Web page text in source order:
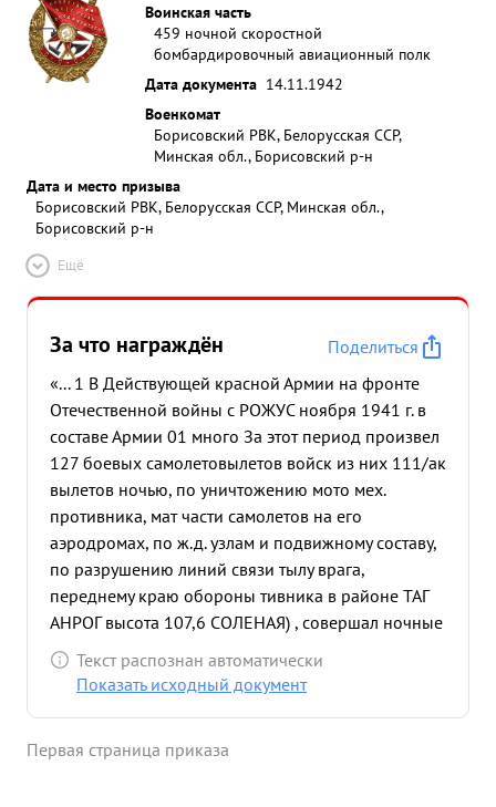
Воинская часть
459 ночной скоростной
бомбардировочный авиационный полк
Дата документа 14.11.1942
Военкомат
Борисовский РВК, Белорусская ССР,
Минская обл., Борисовский р-н
Дата и место призыва
Борисовский РВК, Белорусская ССР, Минская обл.,
Борисовский р-н
Ещё
За что награждён
Поделиться
«... 1 В Действующей красной Армии на фронте
Отечественной войны с РОЖУС ноября 1941 г. в
составе Армии 01 много За этот период произвел
127 боевых самолетовылетов войск из них 111/ак
вылетов ночью, по уничтожению мото мех.
противника, мат части самолетов на его
аэродромах, по ж.д. узлам и подвижному составу,
по разрушению линий связи тылу врага,
переднему краю обороны тивника в районе ТАГ
АНРОГ высота 107,6 СОЛЕНАЯ) , совершал ночные
в ведку глубокий врага. За 10 эффективных
дневных вылетов ноябре 1941 г. при разгроме
Дважды награжден денежной наградой по 5000
Текст распознан автоматически
Показать исходный документ
Первая страница приказа